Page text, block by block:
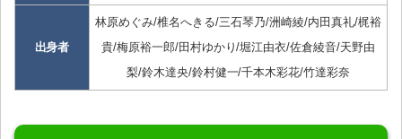
出身者
林原めぐみ/椎名へきる/三石琴乃/洲崎綾/内田真礼/梶裕
貴/梅原裕一郎/田村ゆかり/堀江由衣/佐倉綾音/天野由
梨/鈴木達央/鈴村健一/千本木彩花/竹達彩奈